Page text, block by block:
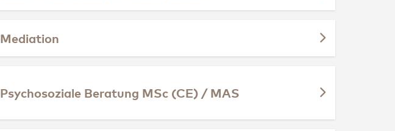
Mediation
Psychosoziale Beratung MSc (CE) / MAS